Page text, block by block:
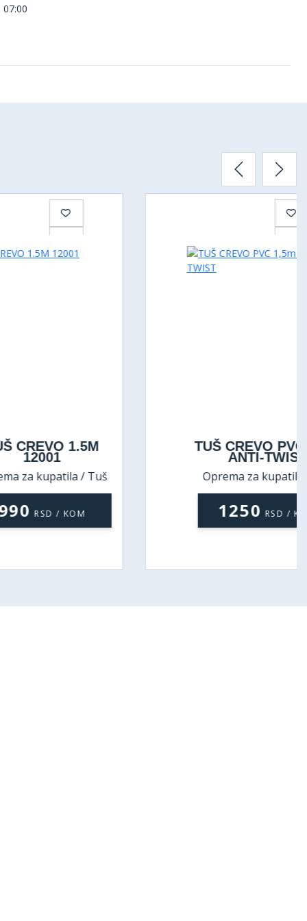
1.5M
/ Tuš
TUŠ CREVO PVC 1,5m
ANTI-TWIST
Oprema za kupatila / Tuš
creva
RSD / KOM